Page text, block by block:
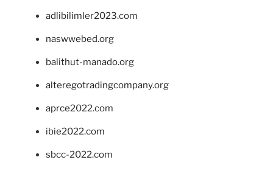
adlibilimler2023.com
naswwebed.org
balithut-manado.org
alteregotradingcompany.org
aprce2022.com
ibie2022.com
sbcc-2022.com